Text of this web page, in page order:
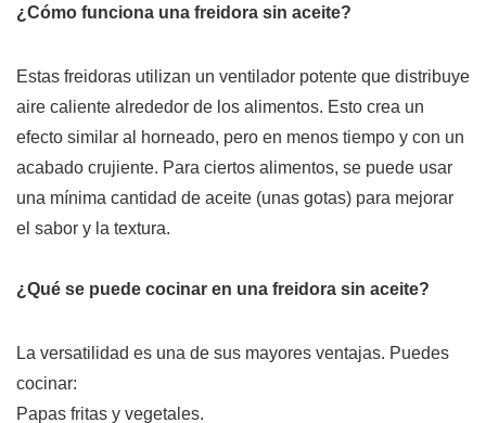
¿Cómo funciona una freidora sin aceite?
Estas freidoras utilizan un ventilador potente que distribuye
aire caliente alrededor de los alimentos. Esto crea un
efecto similar al horneado, pero en menos tiempo y con un
acabado crujiente. Para ciertos alimentos, se puede usar
una mínima cantidad de aceite (unas gotas) para mejorar
el sabor y la textura.
¿Qué se puede cocinar en una freidora sin aceite?
La versatilidad es una de sus mayores ventajas. Puedes
cocinar:
Papas fritas y vegetales.